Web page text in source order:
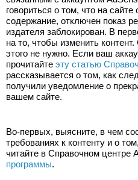
говориться о том, что на
содержание, отключен показ
издателя заблокирован. В
на то, чтобы изменить
этого не нужно. Если ваш
прочитайте эту статью
рассказывается о том, как
получили уведомление о
вашем сайте.
Во-первых, выясните, в чем
требованиях к контенту и о
читайте в Справочном центре
программы.